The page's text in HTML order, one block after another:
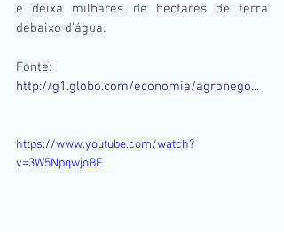
e deixa milhares de hectares de terra
debaixo d'água.
Fonte:
http://g1.globo.com/economia/agronego...
https://www.youtube.com/watch?
v=3W5NpqwjoBE